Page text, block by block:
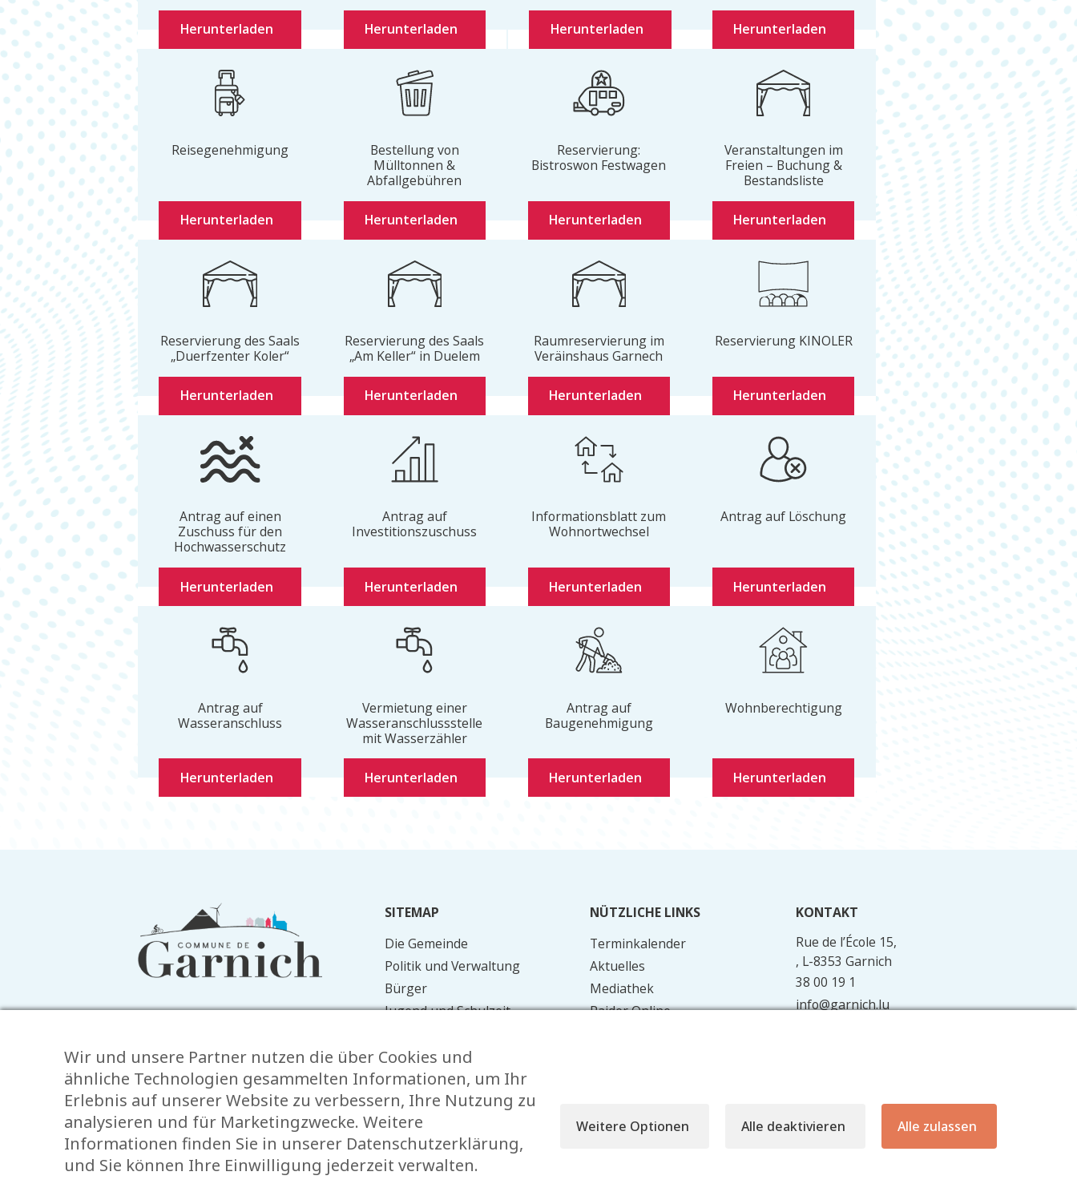
Herunterladen Herunterladen Herunterladen Herunterladen
Reisegenehmigung
Herunterladen
Bestellung von
Mülltonnen &
Abfallgebühren
Herunterladen
Reservierung:
Bistroswon Festwagen
Herunterladen
Veranstaltungen im
Freien – Buchung &
Bestandsliste
Herunterladen
Reservierung des Saals
„Duerfzenter Koler“
Herunterladen
Reservierung des Saals
„Am Keller“ in Duelem
Herunterladen
Raumreservierung im
Veräinshaus Garnech
Herunterladen
Reservierung KINOLER
Herunterladen
Antrag auf einen
Zuschuss für den
Hochwasserschutz
Herunterladen
Antrag auf
Investitionszuschuss
Herunterladen
Informationsblatt zum
Wohnortwechsel
Herunterladen
Antrag auf Löschung
Herunterladen
Antrag auf
Wasseranschluss
Herunterladen
Vermietung einer
Wasseranschlussstelle
mit Wasserzähler
Herunterladen
Antrag auf
Baugenehmigung
Herunterladen
Wohnberechtigung
Herunterladen
SITEMAP
Die Gemeinde
Politik und Verwaltung
Bürger
Jugend und Schulzeit
Energie und Umwelt
NÜTZLICHE LINKS
Terminkalender
Aktuelles
Mediathek
Raider Online
KONTAKT
Rue de l’École 15,
, L-8353 Garnich
38 00 19 1
info@garnich.lu
Impressum Alle Rechte der Vervielfältigung und Verbreitung vorbehalten © 2026 Garnich
Wir und unsere Partner nutzen die über Cookies und
ähnliche Technologien gesammelten Informationen, um Ihr
Erlebnis auf unserer Website zu verbessern, Ihre Nutzung zu
analysieren und für Marketingzwecke. Weitere
Informationen finden Sie in unserer Datenschutzerklärung,
und Sie können Ihre Einwilligung jederzeit verwalten.
Weitere Optionen Alle deaktivieren Alle zulassen